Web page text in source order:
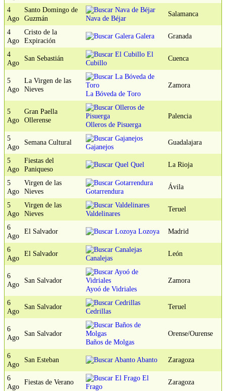
4
Ago
Santo Domingo de
Guzmán
Nava de Béjar
Salamanca
4
Ago
Cristo de la
Expiración
Galera Granada
4
Ago
San Sebastián
El
Cubillo
Cuenca
5
Ago
La Virgen de las
Nieves
La Bóveda de Toro
Zamora
5
Ago
Gran Paella
Ollerense
Olleros de Pisuerga
Palencia
5
Ago
Semana Cultural
Gajanejos
Guadalajara
5
Ago
Fiestas del
Paniqueso
Quel La Rioja
5
Ago
Virgen de las
Nieves
Gotarrendura
Ávila
5
Ago
Virgen de las
Nieves
Valdelinares
Teruel
6
Ago
El Salvador Lozoya Madrid
6
Ago
El Salvador
Canalejas
León
6
Ago
San Salvador
Ayoó de Vidriales
Zamora
6
Ago
San Salvador
Cedrillas
Teruel
6
Ago
San Salvador
Baños de Molgas
Orense/Ourense
6
Ago
San Esteban Abanto Zaragoza
6
Ago
Fiestas de Verano
El
Frago
Zaragoza